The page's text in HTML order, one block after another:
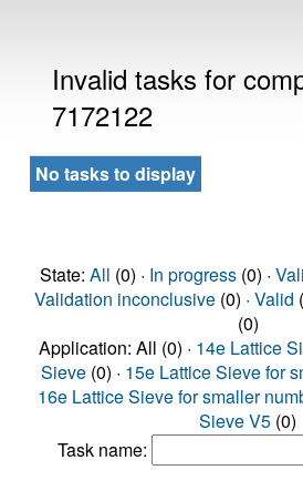
Invalid tasks for
7172122
No tasks to display
State: All (0) · In progress(0) ·
Validation inconclusive(0) · Valid
(0)
Application: All (0) · 14e Lattice
Sieve (0) · 15e Lattice Sieve for
16e Lattice Sieve for smaller
Sieve V5 (0)
Task name: